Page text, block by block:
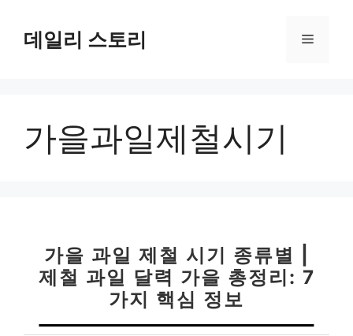
데일리 스토리 메
가을과일제철시기
가을 과일 제철 시기 종류별 |
제철 과일 달력 가을 총정리: 7
가지 핵심 정보